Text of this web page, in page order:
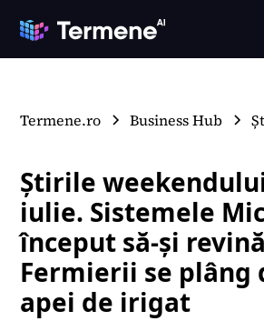
Termene.ro Business Hub
Știrile
iulie. Sistemele
început să-și
Fermierii se plâng
apei de irigat